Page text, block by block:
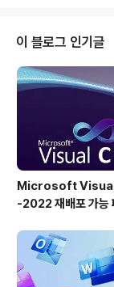
구 사항을 상향 조정했
되지만, Mac 사용자는
Catalina 이상으로 업
은 결국 지원 대상에서
의 도입 속도가 예상보
이 블로그 인기글
Microsoft
-2022 재배포 가능